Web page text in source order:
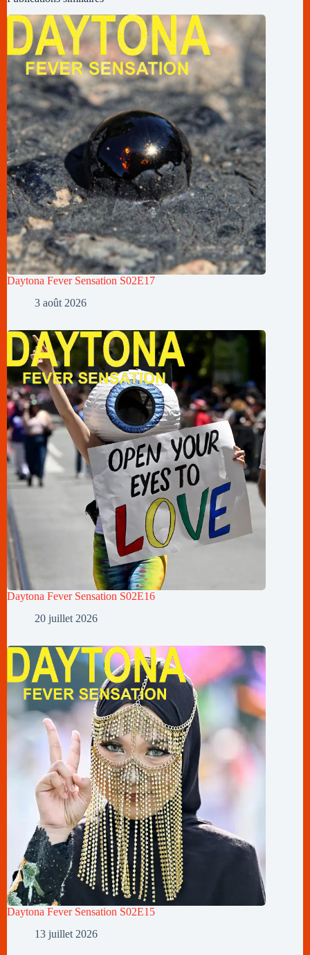
Daytona Fever Sensation S02E17
3 août 2026
Daytona Fever Sensation S02E16
20 juillet 2026
Daytona Fever Sensation S02E15
13 juillet 2026